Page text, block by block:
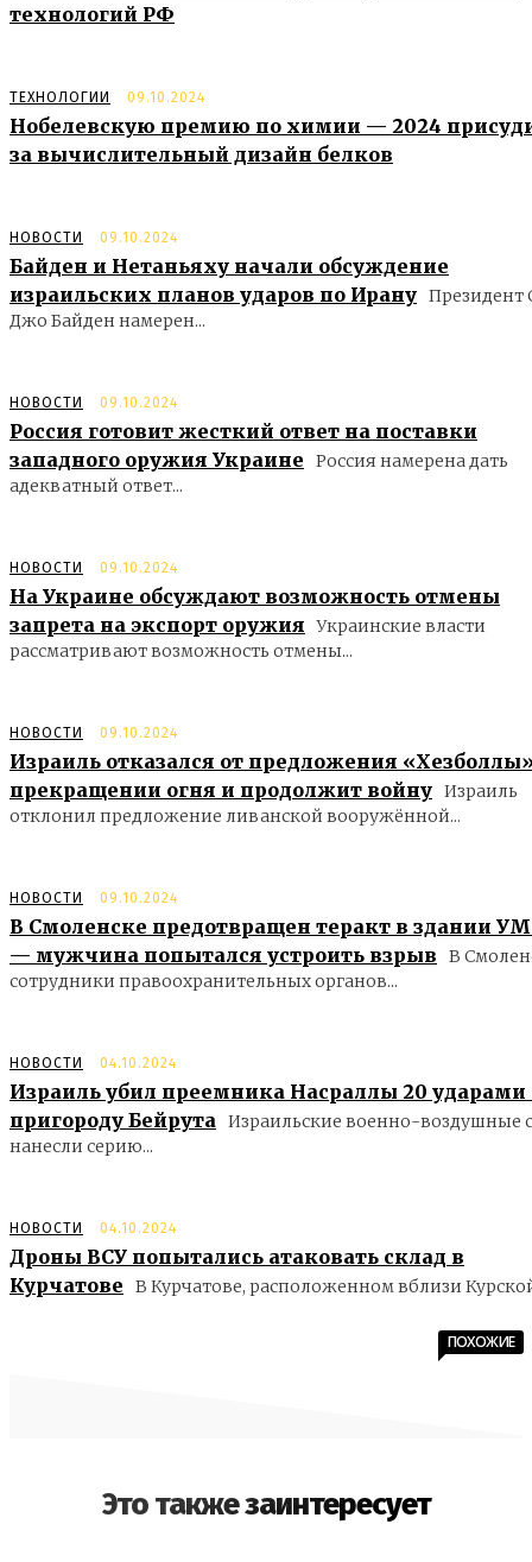
технологий РФ
ТЕХНОЛОГИИ 09.10.2024
Нобелевскую премию по химии — 2024
за вычислительный дизайн белков
НОВОСТИ 09.10.2024
Байден и Нетаньяху начали обсуждение
израильских планов ударов по Ирану
Джо Байден намерен...
НОВОСТИ 09.10.2024
Россия готовит жесткий ответ на поставки
западного оружия Украине
Россия намерена дать
адекватный ответ...
НОВОСТИ 09.10.2024
На Украине обсуждают возможность отмены
запрета на экспорт оружия
Украинские власти
рассматривают возможность отмены...
НОВОСТИ 09.10.2024
Израиль отказался от предложения
прекращении огня и продолжит войну Израиль
отклонил предложение ливанской вооружённой...
НОВОСТИ 09.10.2024
В Смоленске предотвращен теракт в здании
— мужчина попытался устроить взрыв
В
сотрудники правоохранительных органов...
НОВОСТИ 04.10.2024
Израиль убил преемника Насраллы 20 ударами
пригороду Бейрута Израильские военно-воздушные
нанесли серию...
НОВОСТИ 04.10.2024
Дроны ВСУ попытались атаковать склад в
Курчатове
В Курчатове, расположенном вблизи
Это также заинтересует
ПОХОЖИЕ